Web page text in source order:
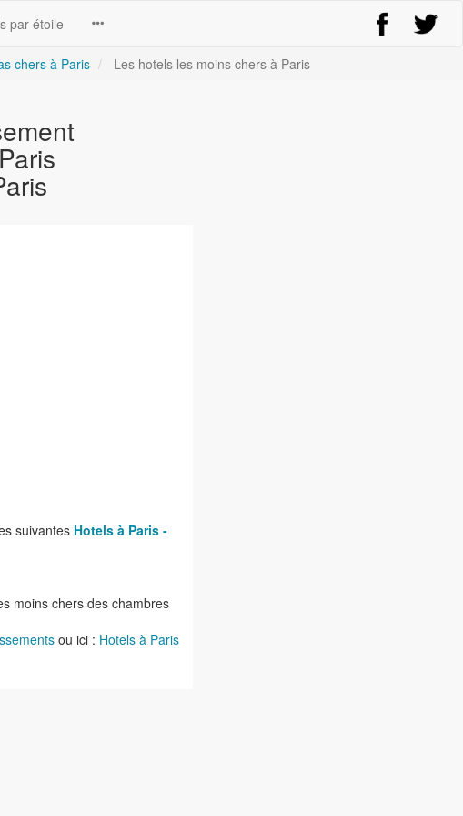
par étoile
chers à Paris Les hotels les moins chers à Paris
suivantes Hotels à Paris -
moins chers des chambres
ou ici : Hotels à Paris